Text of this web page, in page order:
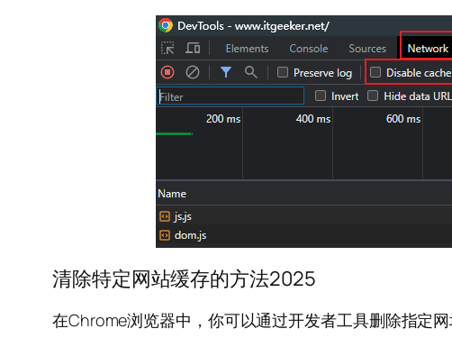
清除特定网站缓存的方法2025
在Chrome浏览器中，你可以通过开发者工具删除指定